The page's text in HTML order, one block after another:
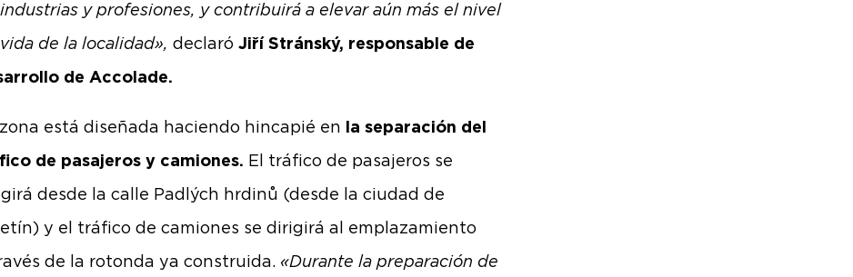
y profesiones, y contribuirá a elevar aún más el nivel
de la localidad», declaró Jiří Stránský, responsable de
de Accolade.
está diseñada haciendo hincapié en la separación del
de pasajeros y camiones. El tráfico de pasajeros se
desde la calle Padlých hrdinů (desde la ciudad de
y el tráfico de camiones se dirigirá al emplazamiento
de la rotonda ya construida. «Durante la preparación de